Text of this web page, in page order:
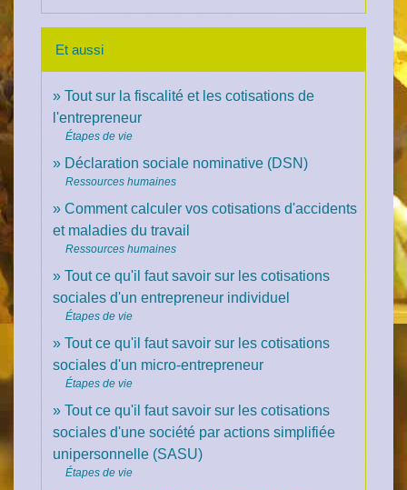
Et aussi
Tout sur la fiscalité et les cotisations de
l'entrepreneur
Étapes de vie
Déclaration sociale nominative (DSN)
Ressources humaines
Comment calculer vos cotisations d'accidents
et maladies du travail
Ressources humaines
Tout ce qu'il faut savoir sur les cotisations
sociales d'un entrepreneur individuel
Étapes de vie
Tout ce qu'il faut savoir sur les cotisations
sociales d'un micro-entrepreneur
Étapes de vie
Tout ce qu'il faut savoir sur les cotisations
sociales d'une société par actions simplifiée
unipersonnelle (SASU)
Étapes de vie